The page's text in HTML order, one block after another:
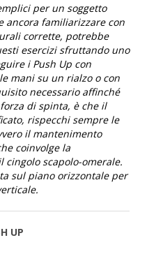
per un soggetto
ancora familiarizzare con
corrette, potrebbe
esercizi sfruttando uno
i Push Up con
mani su un rialzo o con
necessario affinché
di spinta, è che il
rispecchi sempre le
il mantenimento
coinvolge la
cingolo scapolo-omerale.
sul piano orizzontale per
UP